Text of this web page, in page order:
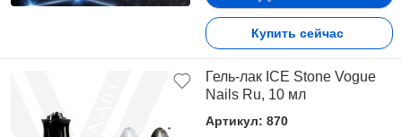
Купить сейчас
Гель-лак ICE Stone Vogue
Nails Ru, 10 мл
Артикул: 870